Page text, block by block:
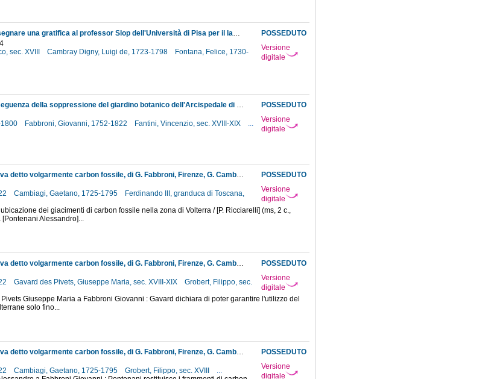
POSSEDUTO
Versione
digitale
Decisione granducale di assegnare una gratifica al professor Slop dell'Università di Pisa per il lavoro compiuto nella specola del Museo
sec. XVIII
Cambray Digny, Luigi de, 1723-1798
Fontana, Felice, 1730-
POSSEDUTO
Versione
digitale
Decisioni granducali in conseguenza della soppressione del giardino botanico dell'Arcispedale di S. Maria Nuova: le piante rare saranno consegnate all'Orto botanico del Museo, mentre quelle più propriamente medicinali andranno all'orto agrario dell' Accademia dei Georgofili. Inoltre il professore Targioni Tozzetti Ottaviano potrà tenere pubbliche lezioni di botanica nel Giardino del Museo, senza però interferire in alcun modo con l'attività del medesimo
Fabbroni, Giovanni, 1752-1822 Fantini, Vincenzio, sec. XVIII-XIX
...
POSSEDUTO
Versione
digitale
Dell'antracite o carbon di cava detto volgarmente carbon fossile, di G. Fabbroni, Firenze, G. Cambiagi, 1790, ed estrazione del carbon fossile in Val di Cecina, I
Cambiagi, Gaetano, 1725-1795
Ferdinando III, granduca di Toscana,
dei giacimenti di carbon fossile nella zona di Volterra / [P. Ricciarelli] (ms, 2 c.,
Alessandro]...
POSSEDUTO
Versione
digitale
Dell'antracite o carbon di cava detto volgarmente carbon fossile, di G. Fabbroni, Firenze, G. Cambiagi, 1790, ed estrazione del carbon fossile in Val di Cecina, II
Gavard des Pivets, Giuseppe Maria, sec. XVIII-XIX
Grobert, Filippo, sec.
Giuseppe Maria a Fabbroni Giovanni : Gavard dichiara di poter garantire l'utilizzo del
solo fino...
POSSEDUTO
Versione
digitale
Dell'antracite o carbon di cava detto volgarmente carbon fossile, di G. Fabbroni, Firenze, G. Cambiagi, 1790, ed estrazione del carbon fossile in Val di Cecina, III
Cambiagi, Gaetano, 1725-1795 Grobert, Filippo, sec. XVIII
...